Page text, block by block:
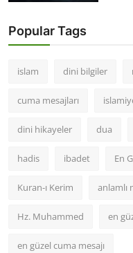
Popular Tags
islam dini bilgiler
cuma mesajları
dini hikayeler dua
hadis ibadet En
Kuran-ı Kerim anlamlı
Hz. Muhammed en
en güzel cuma mesajı